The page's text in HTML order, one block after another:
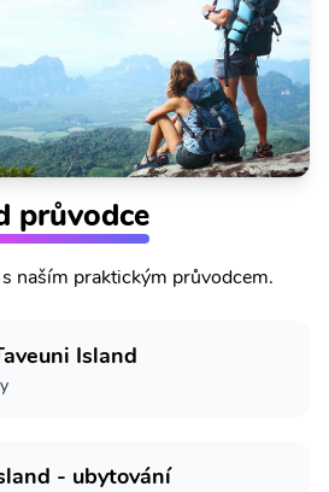
průvodce
naším praktickým průvodcem.
Island
- ubytování